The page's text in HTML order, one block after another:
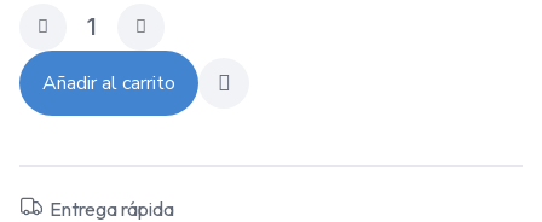
Añadir al carrito
Entrega rápida